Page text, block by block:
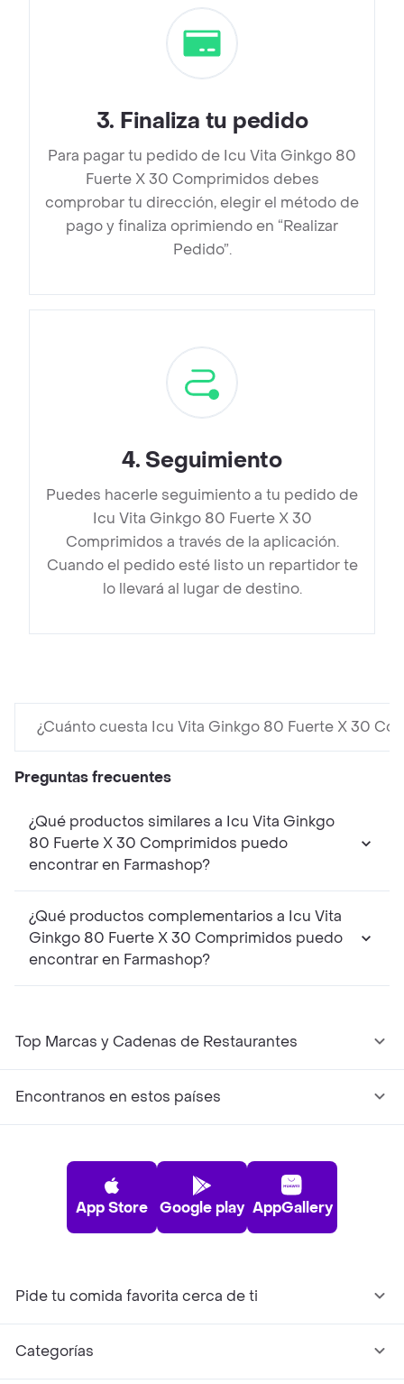
3. Finaliza tu pedido
Para pagar tu pedido de Icu Vita Ginkgo 80
Fuerte X 30 Comprimidos debes
comprobar tu dirección, elegir el método de
pago y finaliza oprimiendo en “Realizar
Pedido”.
4. Seguimiento
Puedes hacerle seguimiento a tu pedido de
Icu Vita Ginkgo 80 Fuerte X 30
Comprimidos a través de la aplicación.
Cuando el pedido esté listo un repartidor te
lo llevará al lugar de destino.
¿Cuánto cuesta Icu Vita Ginkgo 80 Fuerte X 30
Preguntas frecuentes
¿Qué productos similares a Icu Vita Ginkgo
80 Fuerte X 30 Comprimidos puedo
encontrar en Farmashop?
¿Qué productos complementarios a Icu Vita
Ginkgo 80 Fuerte X 30 Comprimidos puedo
encontrar en Farmashop?
Top Marcas y Cadenas de Restaurantes
Encontranos en estos países
App Store Google play AppGallery
Pide tu comida favorita cerca de ti
Categorías